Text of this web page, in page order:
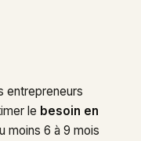
entrepreneurs
le besoin en
moins 6 à 9 mois